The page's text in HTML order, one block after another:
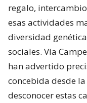
regalo,
esas actividades
diversidad
sociales. Vía
han advertido
concebida desde
desconocer estas